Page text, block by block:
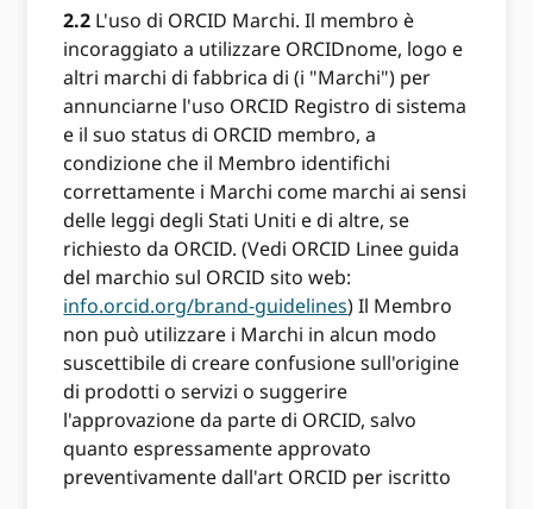
2.2 L'uso di ORCID Marchi. Il membro è
incoraggiato a utilizzare ORCIDnome, logo e
altri marchi di fabbrica di (i "Marchi") per
annunciarne l'uso ORCID Registro di sistema
e il suo status di ORCID membro, a
condizione che il Membro identifichi
correttamente i Marchi come marchi ai sensi
delle leggi degli Stati Uniti e di altre, se
richiesto da ORCID. (Vedi ORCID Linee guida
del marchio sul ORCID sito web:
info.orcid.org/brand-guidelines) Il Membro
non può utilizzare i Marchi in alcun modo
suscettibile di creare confusione sull'origine
di prodotti o servizi o suggerire
l'approvazione da parte di ORCID, salvo
quanto espressamente approvato
preventivamente dall'art ORCID per iscritto